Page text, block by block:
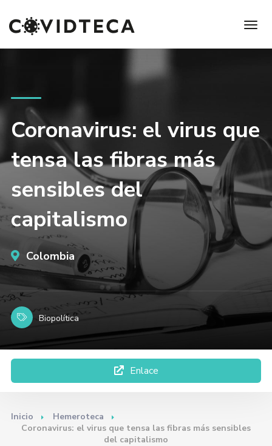
Coronavirus: el virus que
tensa las fibras más
sensibles del
capitalismo
Colombia
Biopolítica
Enlace
Inicio
Hemeroteca
Coronavirus: el virus que tensa las fibras más sensibles
del capitalismo